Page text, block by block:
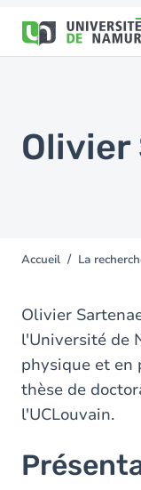
contenu
You
here
Accueil La
Olivier
l'Université de
physique et en
thèse de
l'UCLouvain.